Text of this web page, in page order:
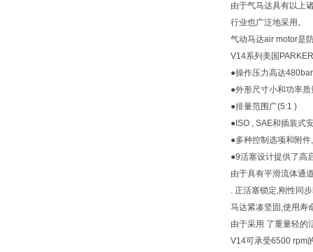
由于气马达具有以上
行业也广泛地采用。
气动马达air motor是
V14系列美国
●操作压力高达
●外形尺寸小和功率
●排量范围广(5:1 )
●ISO , SAE和插装式
●多种控制选项和附
●9活塞设计提供了高
由于具有平滑流体通
. 正活塞锁定,刚性同
马达紧凑坚固,使用寿
由于采用 了重量轻的
V14可承受6500 rpm